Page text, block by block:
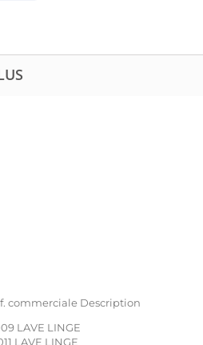
commerciale Description
LAVE LINGE
LAVE LINGE